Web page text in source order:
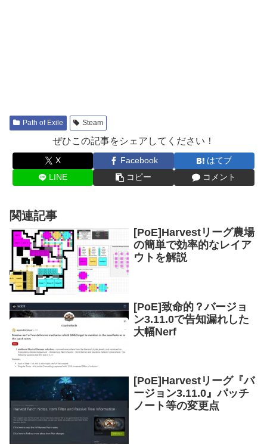
Path of Exile Steam
ぜひこの記事をシェアしてください！
X Facebook
はてブ
LINE
コピー コメント
関連記事
[PoE]Harvestリーグ農場
の簡単で効率的なレイア
ウトを解説
[PoE]致命的？バージョ
ン3.11.0で告知漏れした
大幅Nerf
[PoE]Harvestリーグ『バ
ージョン3.11.0』パッチ
ノート等の変更点